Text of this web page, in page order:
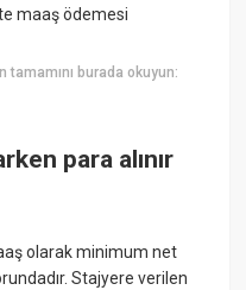
maaş ödemesi
tamamını burada okuyun:
para alınır
olarak minimum net
Stajyere verilen